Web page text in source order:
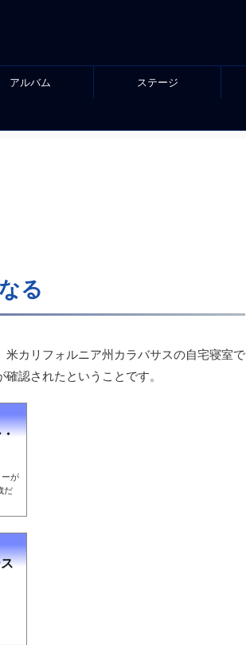
アルバム ステージ
る
カリフォルニア州カラバサスの自宅寝室で
認されたということです。
が
だ